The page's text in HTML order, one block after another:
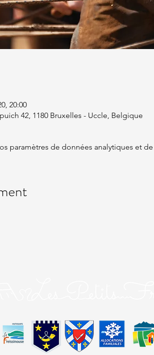
20:00
42, 1180 Bruxelles - Uccle, Belgique
paramètres de données analytiques et